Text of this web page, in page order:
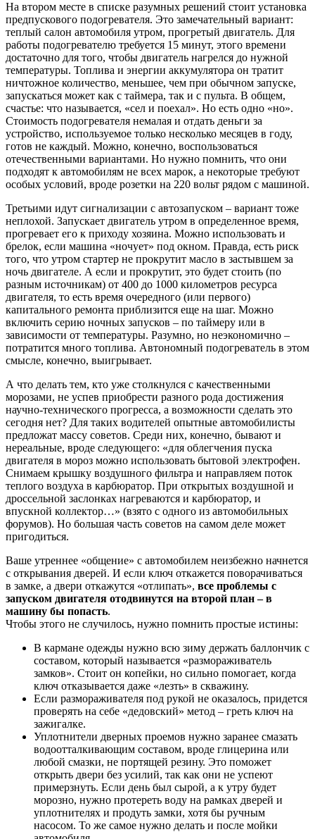
На втором месте в списке разумных решений стоит установка
предпускового подогревателя. Это замечательный вариант:
теплый салон автомобиля утром, прогретый двигатель. Для
работы подогревателю требуется 15 минут, этого времени
достаточно для того, чтобы двигатель нагрелся до нужной
температуры. Топлива и энергии аккумулятора он тратит
ничтожное количество, меньшее, чем при обычном запуске,
запускаться может как с таймера, так и с пульта. В общем,
счастье: что называется, «сел и поехал». Но есть одно «но».
Стоимость подогревателя немалая и отдать деньги за
устройство, используемое только несколько месяцев в году,
готов не каждый. Можно, конечно, воспользоваться
отечественными вариантами. Но нужно помнить, что они
подходят к автомобилям не всех марок, а некоторые требуют
особых условий, вроде розетки на 220 вольт рядом с машиной.
Третьими идут сигнализации с автозапуском – вариант тоже
неплохой. Запускает двигатель утром в определенное время,
прогревает его к приходу хозяина. Можно использовать и
брелок, если машина «ночует» под окном. Правда, есть риск
того, что утром стартер не прокрутит масло в застывшем за
ночь двигателе. А если и прокрутит, это будет стоить (по
разным источникам) от 400 до 1000 километров ресурса
двигателя, то есть время очередного (или первого)
капитального ремонта приблизится еще на шаг. Можно
включить серию ночных запусков – по таймеру или в
зависимости от температуры. Разумно, но неэкономично –
потратится много топлива. Автономный подогреватель в этом
смысле, конечно, выигрывает.
А что делать тем, кто уже столкнулся с качественными
морозами, не успев приобрести разного рода достижения
научно-технического прогресса, а возможности сделать это
сегодня нет? Для таких водителей опытные автомобилисты
предложат массу советов. Среди них, конечно, бывают и
нереальные, вроде следующего: «для облегчения пуска
двигателя в мороз можно использовать бытовой электрофен.
Снимаем крышку воздушного фильтра и направляем поток
теплого воздуха в карбюратор. При открытых воздушной и
дроссельной заслонках нагреваются и карбюратор, и
впускной коллектор…» (взято с одного из автомобильных
форумов). Но большая часть советов на самом деле может
пригодиться.
Ваше утреннее «общение» с автомобилем неизбежно начнется
с открывания дверей. И если ключ откажется поворачиваться
в замке, а двери откажутся «отлипать», все проблемы с
запуском двигателя отодвинутся на второй план – в
машину бы попасть.
Чтобы этого не случилось, нужно помнить простые истины:
В кармане одежды нужно всю зиму держать баллончик с
составом, который называется «размораживатель
замков». Стоит он копейки, но сильно помогает, когда
ключ отказывается даже «лезть» в скважину.
Если размораживателя под рукой не оказалось, придется
проверять на себе «дедовский» метод – греть ключ на
зажигалке.
Уплотнители дверных проемов нужно заранее смазать
водоотталкивающим составом, вроде глицерина или
любой смазки, не портящей резину. Это поможет
открыть двери без усилий, так как они не успеют
примерзнуть. Если день был сырой, а к утру будет
морозно, нужно протереть воду на рамках дверей и
уплотнителях и продуть замки, хотя бы ручным
насосом. То же самое нужно делать и после мойки